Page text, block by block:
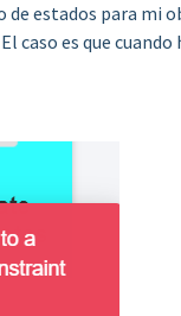
de estados para mi
caso es que